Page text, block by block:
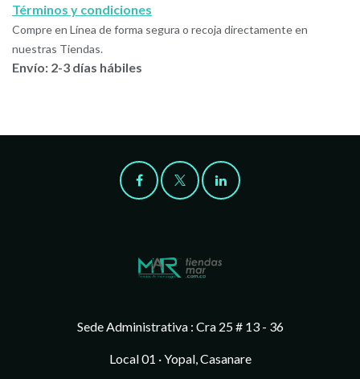
Términos y condiciones
Compre en Línea de forma segura o recoja directamente en
nuestras Tiendas.
Envío: 2-3 días hábiles
Sede Administrativa : Cra 25 # 13 - 36
Local 01 · Yopal, Casanare